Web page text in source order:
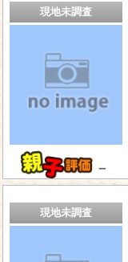
現地未調査
－
現地未調査